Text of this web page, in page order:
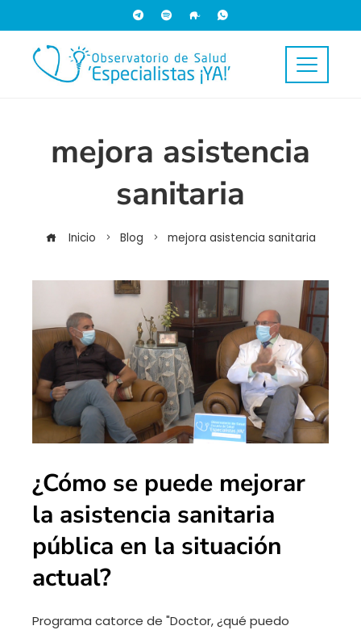
mejora asistencia
sanitaria
Inicio Blog mejora asistencia sanitaria
¿Cómo se puede mejorar
la asistencia sanitaria
pública en la situación
actual?
Programa catorce de "Doctor, ¿qué puedo